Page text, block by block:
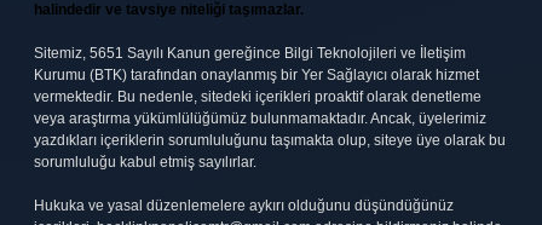
halindedir ve tavsiye niteliği taşımazlar.
Sitemiz, 5651 Sayılı Kanun gereğince Bilgi Teknolojileri ve İletişim
Kurumu (BTK) tarafından onaylanmış bir Yer Sağlayıcı olarak hizmet
vermektedir. Bu nedenle, sitedeki içerikleri proaktif olarak denetleme
veya araştırma yükümlülüğümüz bulunmamaktadır. Ancak, üyelerimiz
yazdıkları içeriklerin sorumluluğunu taşımakta olup, siteye üye olarak bu
sorumluluğu kabul etmiş sayılırlar.
Hukuka ve yasal düzenlemelere aykırı olduğunu düşündüğünüz